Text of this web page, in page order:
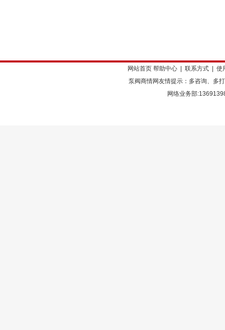
网站首页 帮助中心 联系方式
使
泵阀商情网友情提示：多咨询、多
网络业务部